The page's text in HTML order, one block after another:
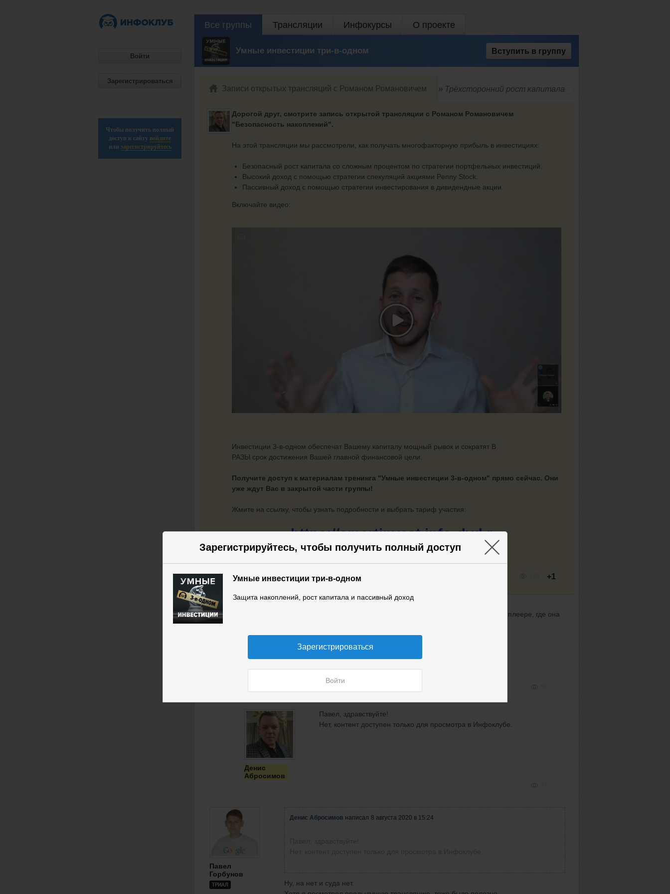
Зарегистрируйтесь, чтобы получить полный доступ
Умные инвестиции три-в-одном
Защита накоплений, рост капитала и пассивный доход
Зарегистрироваться
Войти
×
Войти
Зарегистрироваться
Чтобы получить полный
доступ к сайту войдите
или зарегистрируйтесь
Все группы Трансляции Инфокурсы О проекте
Умные инвестиции три-в-одном Вступить в группу
Записи открытых трансляций с Романом Романовичем Трёхсторонний рост капитала
Дорогой друг, смотрите запись открытой трансляции с Романом Романовичем
"Безопасность накоплений".
На этой трансляции мы рассмотрели, как получать многофакторную прибыль в инвестициях:
Безопасный рост капитала со сложным процентом по стратегии портфельных инвестиций.
Высокий доход с помощью стратегии спекуляций акциями Penny Stock.
Пассивный доход с помощью стратегии инвестирования в дивидендные акции.
Включайте видео:
Инвестиции 3-в-одном обеспечат Вашему капиталу мощный рывок и сократят В
РАЗЫ срок достижения Вашей главной финансовой цели.
Получите доступ к материалам тренинга "Умные инвестиции 3-в-одном" прямо сейчас. Они
уже ждут Вас в закрытой части группы!
Жмите на ссылку, чтобы узнать подробности и выбрать тариф участия:
https://smartinvest.info-dvd.r...
+1
А можно как-то получить запись трансляции на Youtube или другом плеере, где она
Денис
Абросимов
Павел, здравствуйте!
Нет, контент доступен только для просмотра в Инфоклубе.
Павел
Горбунов
ТРИАЛ
Денис Абросимов написал 8 августа 2020 в 15:24
Ну, на нет и суда нет.